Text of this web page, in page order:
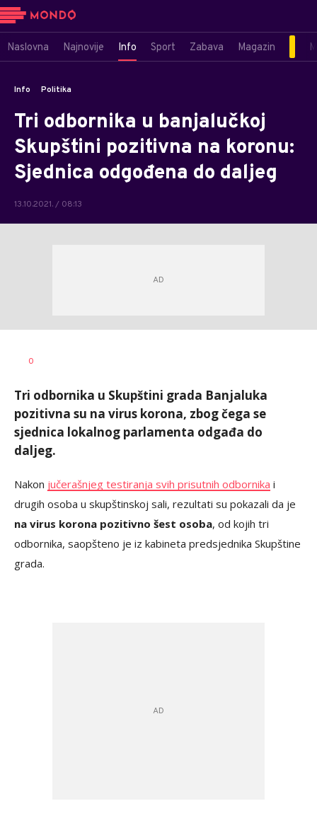
Naslovna Najnovije Info Sport Zabava Magazin
Info Politika
Tri odbornika u banjalučkoj
Skupštini pozitivna na koronu:
Sjednica odgođena do daljeg
13.10.2021. / 08:13
AUTOR
0
Tri odbornika u Skupštini grada Banjaluka
pozitivna su na virus korona, zbog čega se
sjednica lokalnog parlamenta odgađa do
daljeg.
Nakon jučerašnjeg testiranja svih prisutnih odbornika i
drugih osoba u skupštinskoj sali, rezultati su pokazali da je
na virus korona pozitivno šest osoba, od kojih tri
odbornika, saopšteno je iz kabineta predsjednika Skupštine
grada.